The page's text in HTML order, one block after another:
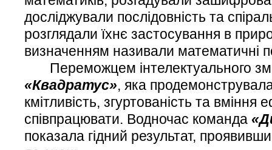
досліджували послідовність та
розглядали їхнє застосування в
визначенням називали математичні
Переможцем інтелектуального
«Квадратус», яка
кмітливість, згуртованість та вміння
співпрацювати. Водночас команда
показала гідний результат,